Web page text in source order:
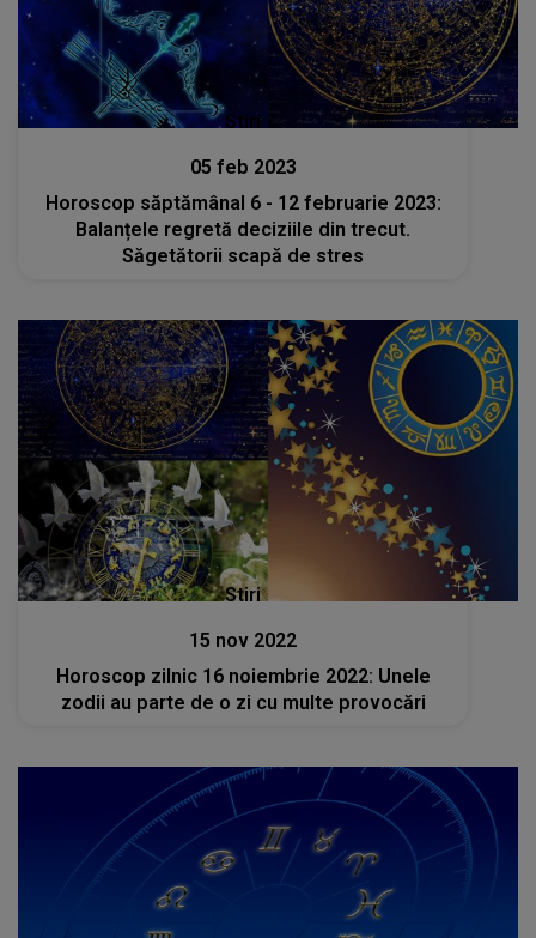
Stiri
05 feb 2023
Horoscop săptămânal 6 - 12 februarie 2023:
Balanțele regretă deciziile din trecut.
Săgetătorii scapă de stres
Stiri
15 nov 2022
Horoscop zilnic 16 noiembrie 2022: Unele
zodii au parte de o zi cu multe provocări